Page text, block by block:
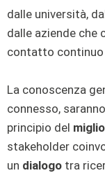
dalle università,
dalle aziende che
contatto
La conoscenza
connesso,
principio del
stakeholder
un dialogo tra